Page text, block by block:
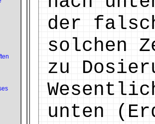
der
solchen
zu
unten